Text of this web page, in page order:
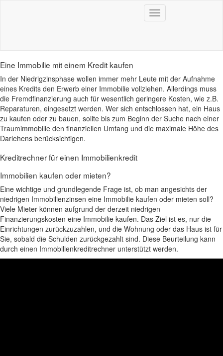
Toggle
navigation
Eine Immobilie mit einem Kredit kaufen
In der Niedrigzinsphase wollen immer mehr Leute mit der Aufnahme
eines Kredits den Erwerb einer Immobilie vollziehen. Allerdings muss
die Fremdfinanzierung auch für wesentlich geringere Kosten, wie z.B.
Reparaturen, eingesetzt werden. Wer sich entschlossen hat, ein Haus
zu kaufen oder zu bauen, sollte bis zum Beginn der Suche nach einer
Traumimmobilie den finanziellen Umfang und die maximale Höhe des
Darlehens berücksichtigen.
Kreditrechner für einen Immobilienkredit
Immobilien kaufen oder mieten?
Eine wichtige und grundlegende Frage ist, ob man angesichts der
niedrigen Immobilienzinsen eine Immobilie kaufen oder mieten soll?
Viele Mieter können aufgrund der derzeit niedrigen
Finanzierungskosten eine Immobilie kaufen. Das Ziel ist es, nur die
Einrichtungen zurückzuzahlen, und die Wohnung oder das Haus ist für
Sie, sobald die Schulden zurückgezahlt sind. Diese Beurteilung kann
durch einen Immobilienkreditrechner unterstützt werden.